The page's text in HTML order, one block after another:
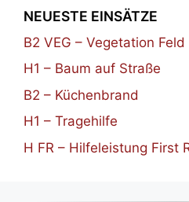
NEUESTE EINSÄTZE
B2 VEG – Vegetation
H1 – Baum auf Straße
B2 – Küchenbrand
H1 – Tragehilfe
H FR – Hilfeleistung First